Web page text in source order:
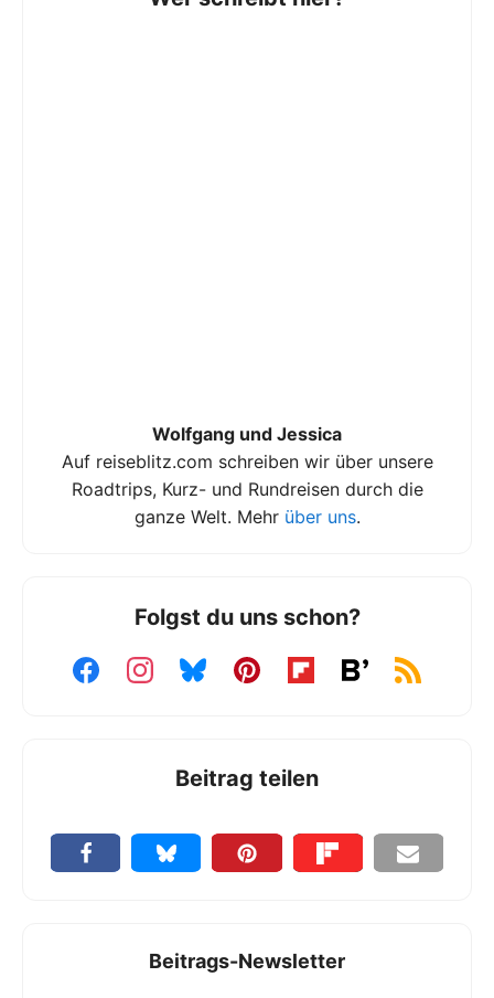
Wolfgang und Jessica
Auf reiseblitz.com schreiben wir über unsere
Roadtrips, Kurz- und Rundreisen durch die
ganze Welt. Mehr über uns.
Folgst du uns schon?
Beitrag teilen
Beitrags-Newsletter